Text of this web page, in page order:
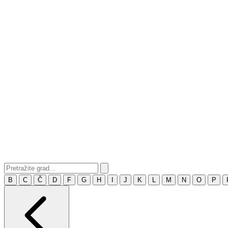
B C Č D F G H J K M N O P